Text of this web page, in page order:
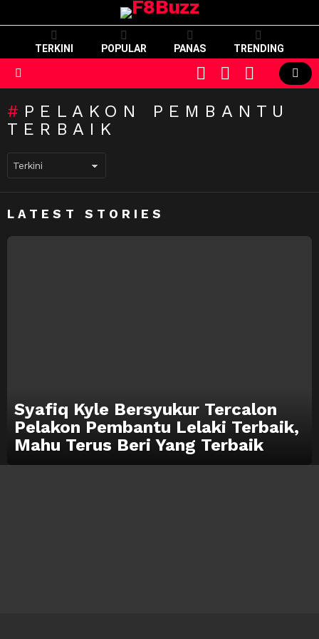
TERKINI POPULAR PANAS TRENDING
SWITCH
SKIN
CART LOGIN
PELAKON PEMBANTU
TERBAIK
LATEST STORIES
Syafiq Kyle Bersyukur Tercalon
Pelakon Pembantu Lelaki Terbaik,
Mahu Terus Beri Yang Terbaik